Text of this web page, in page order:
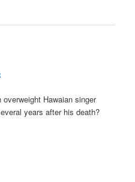
Hawaian singer
years after his death?